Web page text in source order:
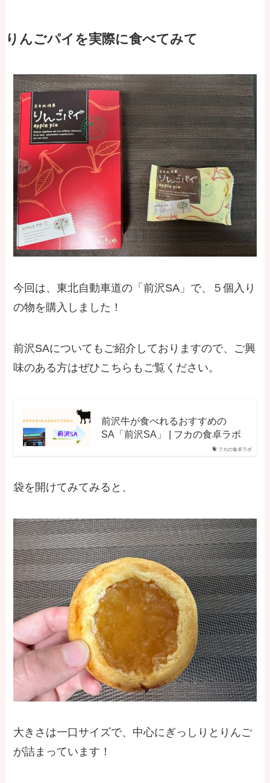
りんごパイを実際に食べてみて
今回は、東北自動車道の「前沢SA」で、５個入り
の物を購入しました！
前沢SAについてもご紹介しておりますので、ご興
味のある方はぜひこちらもご覧ください。
フカの食卓ラボ
前沢牛が食べれるおすすめの
SA「前沢SA」 | フカの食卓ラボ
袋を開けてみてみると、
大きさは一口サイズで、中心にぎっしりとりんご
が詰まっています！